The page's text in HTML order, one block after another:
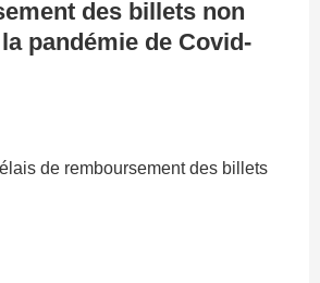
des billets non
pandémie de Covid-
de remboursement des billets